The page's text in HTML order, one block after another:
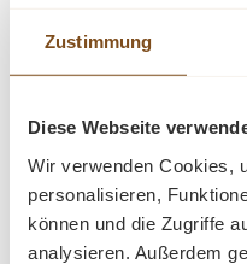
Zustimmung
Diese Webseite
Wir verwenden Cookies,
personalisieren,
können und die Zugriffe
analysieren. Außerdem
Wohnzimmer,
Abmessungen ca. H/B/T:
Die Truhe lässt sich
Massivholzmöbeln
Produkte finden sie bei